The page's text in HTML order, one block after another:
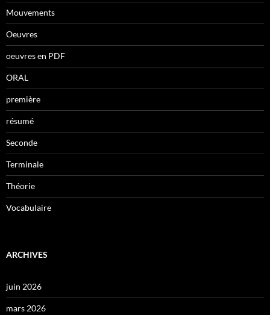
Mouvements
Oeuvres
oeuvres en PDF
ORAL
première
résumé
Seconde
Terminale
Théorie
Vocabulaire
ARCHIVES
juin 2026
mars 2026